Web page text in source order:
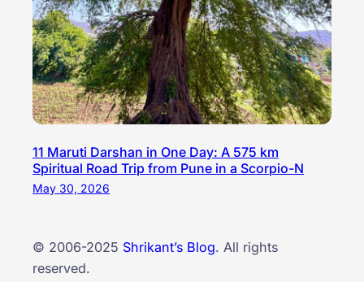
11 Maruti Darshan in One Day: A 575 km
Spiritual Road Trip from Pune in a Scorpio-N
May 30, 2026
© 2006-2025 Shrikant’s Blog. All rights
reserved.